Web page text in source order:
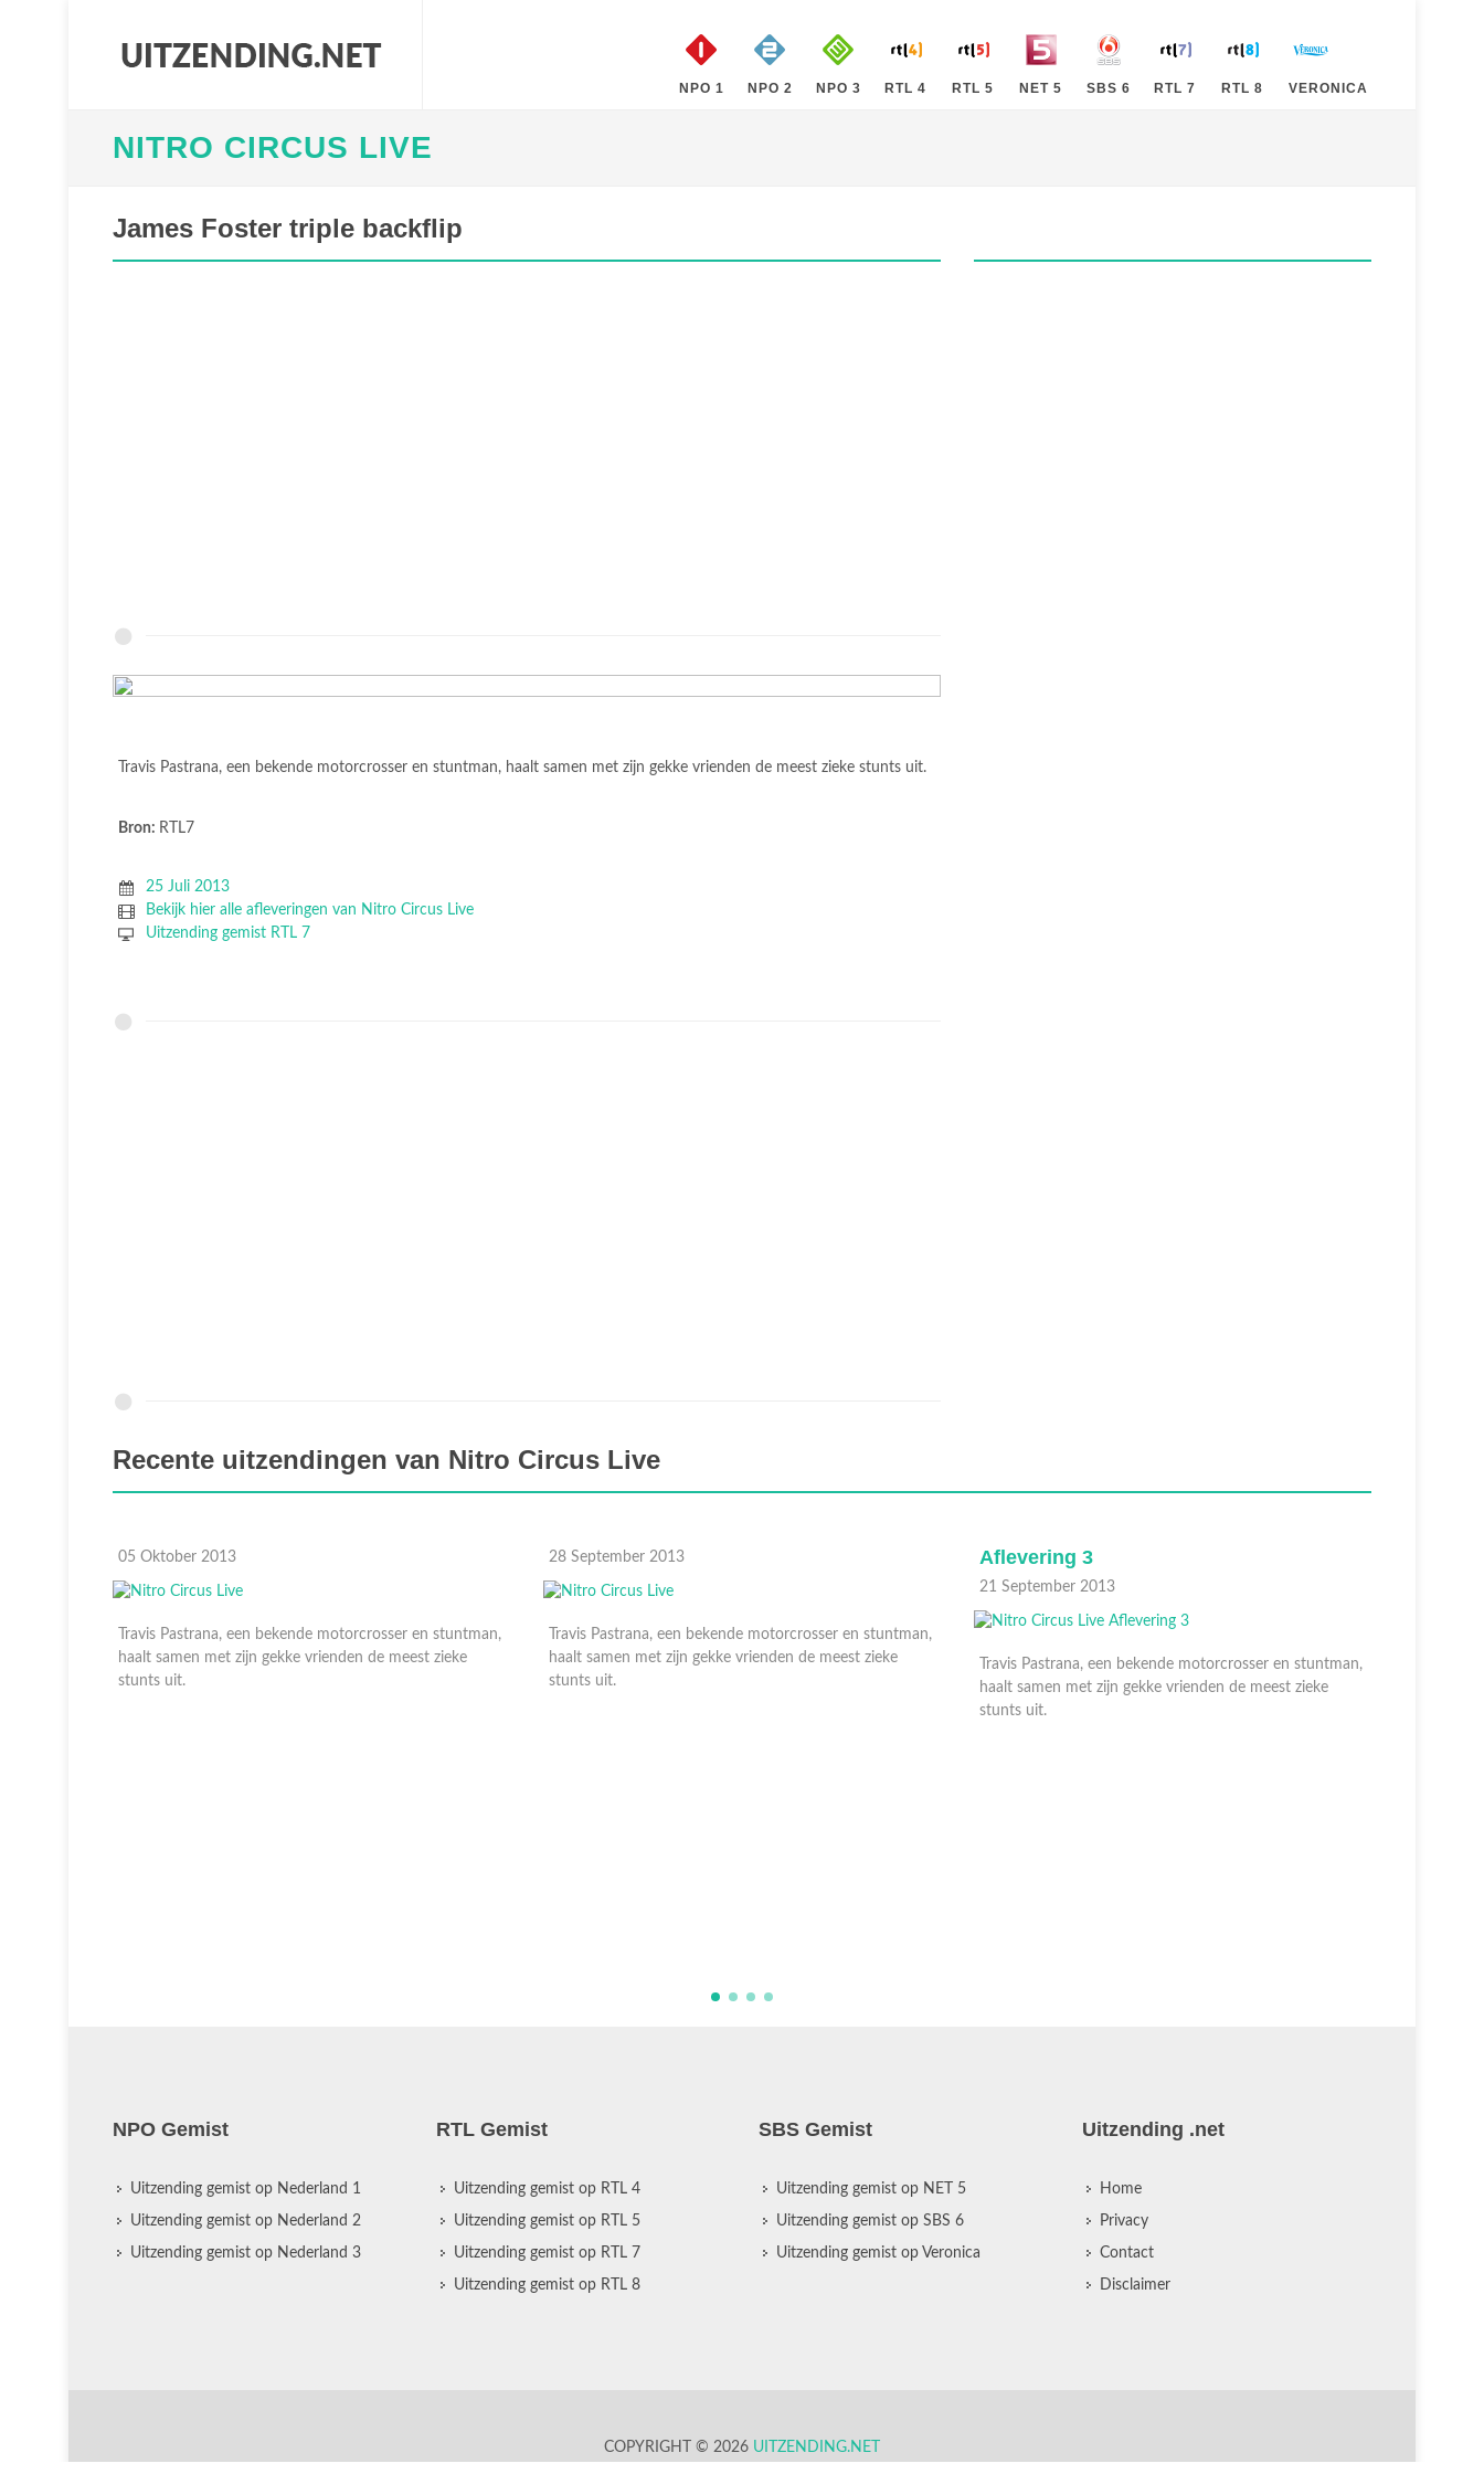
NPO 1 NPO 2 NPO 3 RTL 4 RTL 5 NET 5 SBS 6 RTL 7 RTL 8 VERONICA
NITRO CIRCUS LIVE
James Foster triple backflip
Travis Pastrana, een bekende motorcrosser en stuntman, haalt samen met zijn gekke vrienden de meest zieke stunts uit.
Bron: RTL7
25 Juli 2013
Bekijk hier alle afleveringen van Nitro Circus Live
Uitzending gemist RTL 7
Recente uitzendingen van Nitro Circus Live
05 Oktober 2013
Travis Pastrana, een bekende motorcrosser en stuntman,
haalt samen met zijn gekke vrienden de meest zieke
stunts uit.
28 September 2013
Travis Pastrana, een bekende motorcrosser en stuntman,
haalt samen met zijn gekke vrienden de meest zieke
stunts uit.
Aflevering 3
21 September 2013
Travis Pastrana, een bekende motorcrosser en stuntman,
haalt samen met zijn gekke vrienden de meest zieke
stunts uit.
NPO Gemist
Uitzending gemist op Nederland 1
Uitzending gemist op Nederland 2
Uitzending gemist op Nederland 3
RTL Gemist
Uitzending gemist op RTL 4
Uitzending gemist op RTL 5
Uitzending gemist op RTL 7
Uitzending gemist op RTL 8
SBS Gemist
Uitzending gemist op NET 5
Uitzending gemist op SBS 6
Uitzending gemist op Veronica
Uitzending .net
Home
Privacy
Contact
Disclaimer
COPYRIGHT © 2026 UITZENDING.NET